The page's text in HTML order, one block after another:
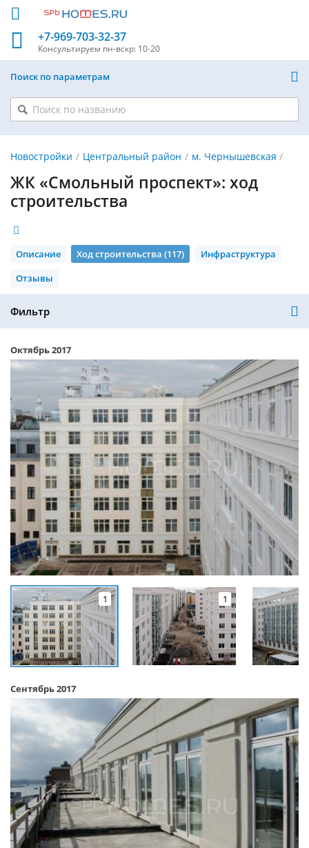
+7-969-703-32-37
Консультируем пн-вскр: 10-20
Поиск по параметрам
Новостройки Центральный район м. Чернышевская
ЖК «Смольный проспект»: ход
строительства
Описание Ход строительства (117)
Инфраструктура
Отзывы
Фильтр
Октябрь 2017
1 1
Сентябрь 2017